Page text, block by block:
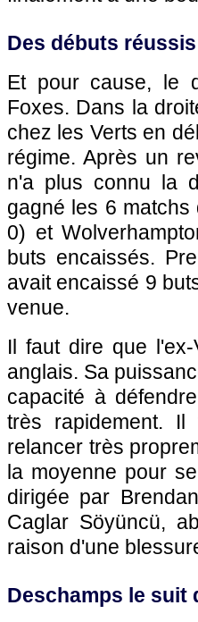
Des débuts réussis
Et pour cause, le
Foxes. Dans la
chez les Verts en
régime. Après un
n'a plus connu la
gagné les 6
0) et
buts encaissés.
avait encaissé 9
venue.
Il faut dire que
anglais. Sa
capacité à
très rapidement.
relancer très
la moyenne pour
dirigée par
Caglar Söyüncü,
raison d'une
Deschamps le suit